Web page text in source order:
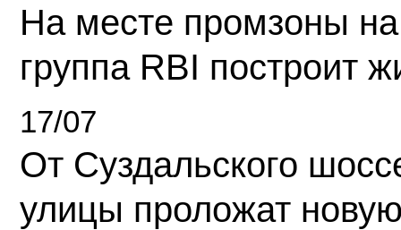
На месте промзоны
группа RBI построит
17/07
От Суздальского
улицы проложат